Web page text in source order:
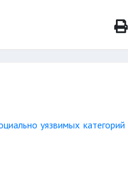
уязвимых категорий